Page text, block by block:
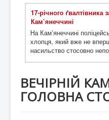
17-річного ґвалтівника
Кам’янеччині
На Камʼянеччині
хлопця, який вже не
насильство стосовно
ВЕЧІРНІЙ
ГОЛОВНА